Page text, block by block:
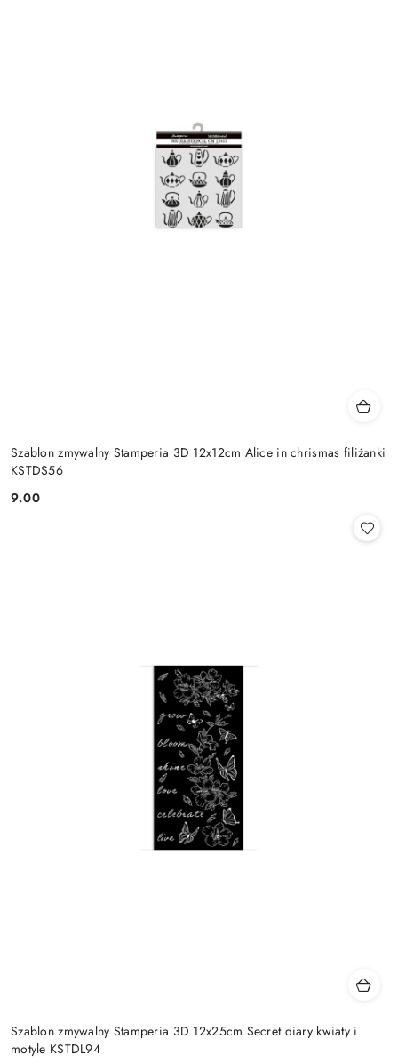
Szablon zmywalny Stamperia 3D 12x12cm Alice in chrismas filiżanki
KSTDS56
Cena:
9.00
Szablon zmywalny Stamperia 3D 12x25cm Secret diary kwiaty i
motyle KSTDL94